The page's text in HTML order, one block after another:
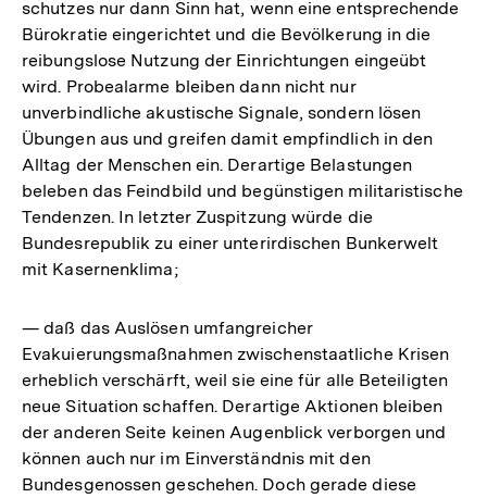
schutzes nur dann Sinn hat, wenn eine entsprechende
Bürokratie eingerichtet und die Bevölkerung in die
reibungslose Nutzung der Einrichtungen eingeübt
wird. Probealarme bleiben dann nicht nur
unverbindliche akustische Signale, sondern lösen
Übungen aus und greifen damit empfindlich in den
Alltag der Menschen ein. Derartige Belastungen
beleben das Feindbild und begünstigen militaristische
Tendenzen. In letzter Zuspitzung würde die
Bundesrepublik zu einer unterirdischen Bunkerwelt
mit Kasernenklima;
— daß das Auslösen umfangreicher
Evakuierungsmaßnahmen zwischenstaatliche Krisen
erheblich verschärft, weil sie eine für alle Beteiligten
neue Situation schaffen. Derartige Aktionen bleiben
der anderen Seite keinen Augenblick verborgen und
können auch nur im Einverständnis mit den
Bundesgenossen geschehen. Doch gerade diese